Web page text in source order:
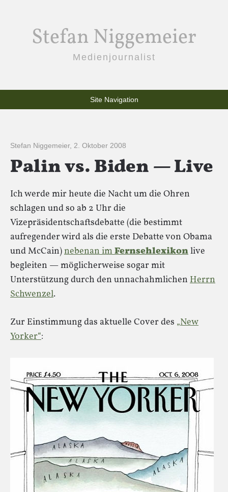
Stefan Niggemeier
Medienjournalist
Site Navigation
Stefan Niggemeier, 2. Oktober 2008
Palin vs. Biden — Live
Ich werde mir heute die Nacht um die Ohren
schlagen und so ab 2 Uhr die
Vizepräsidentschaftsdebatte (die bestimmt
aufregender wird als die erste Debatte von Obama
und McCain)nebenan imFernsehlexikonlive
begleiten — möglicherweise sogar mit
Unterstützung durch den unnachahmlichen Herrn
Schwenzel.
Zur Einstimmung das aktuelle Cover des „New
Yorker“: